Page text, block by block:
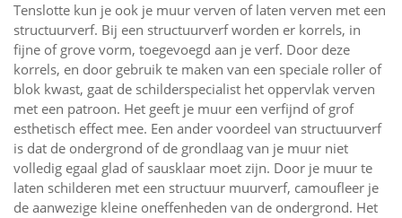
Tenslotte kun je ook je muur verven of laten verven met een
structuurverf. Bij een structuurverf worden er korrels, in
fijne of grove vorm, toegevoegd aan je verf. Door deze
korrels, en door gebruik te maken van een speciale roller of
blok kwast, gaat de schilderspecialist het oppervlak verven
met een patroon. Het geeft je muur een verfijnd of grof
esthetisch effect mee. Een ander voordeel van structuurverf
is dat de ondergrond of de grondlaag van je muur niet
volledig egaal glad of sausklaar moet zijn. Door je muur te
laten schilderen met een structuur muurverf, camoufleer je
de aanwezige kleine oneffenheden van de ondergrond. Het